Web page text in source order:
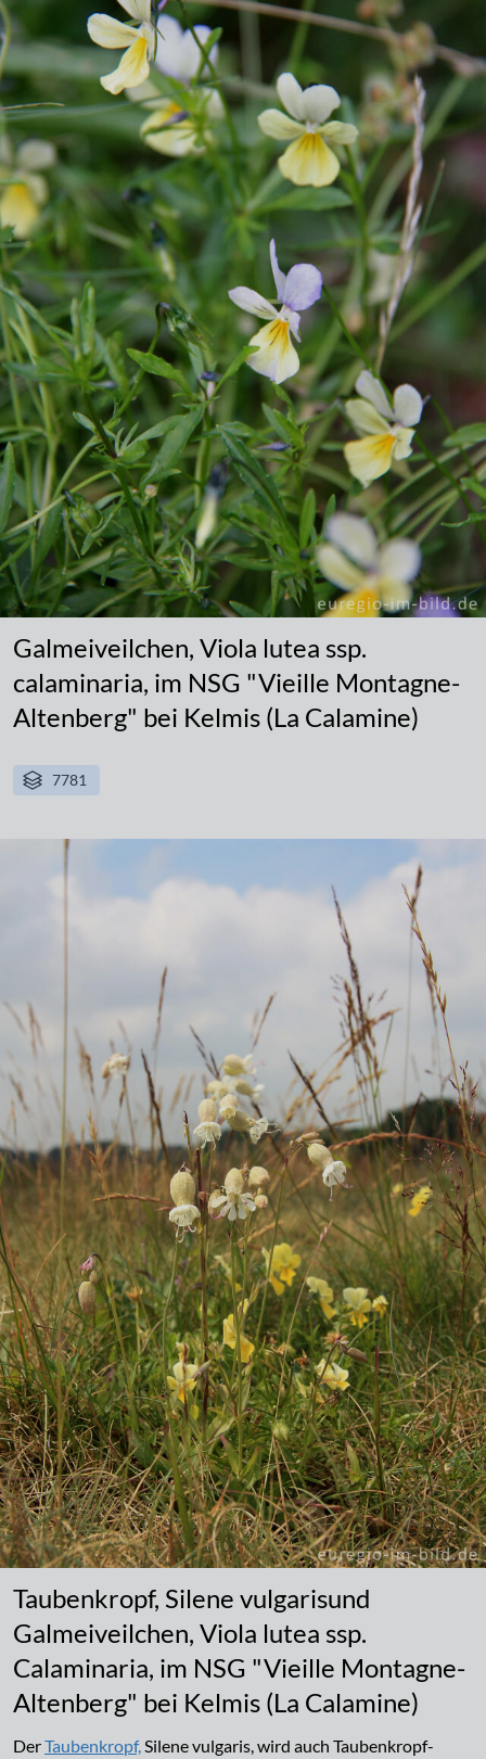
Galmeiveilchen, Viola lutea ssp.
calaminaria, im NSG "Vieille Montagne-
Altenberg" bei Kelmis (La Calamine)
7781
Taubenkropf, Silene vulgarisund
Galmeiveilchen, Viola lutea ssp.
Calaminaria, im NSG "Vieille Montagne-
Altenberg" bei Kelmis (La Calamine)
DerTaubenkropf, Silene vulgaris, wird auch Taubenkropf-